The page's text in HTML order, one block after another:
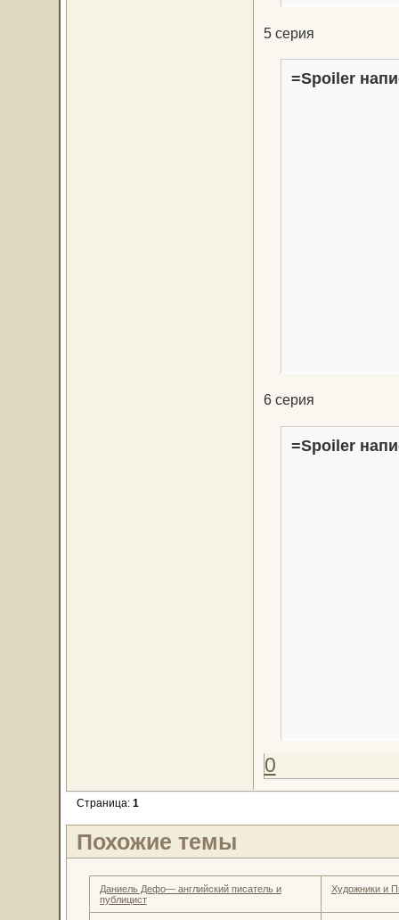
5 серия
=Spoiler
6 серия
=Spoiler
0
Страница: 1
Похожие темы
Даниель Дефо— английский писатель и
публицист
Художники и